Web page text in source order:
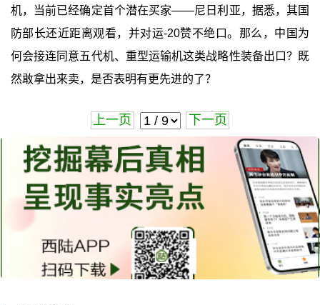
机，当前已经确定首个潜在买家——尼日利亚，据悉，其国
防部长还近距离观看，并对运-20赞不绝口。那么，中国为
何会接连同意五代机、重型运输机这类战略性装备出口？既
然敢拿出来卖，是否表明有更先进的了？
上一页 下一页